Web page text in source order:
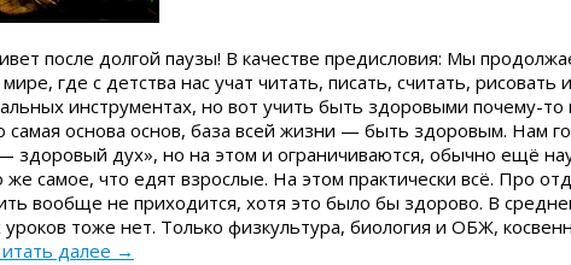
после долгой паузы! В качестве предисловия: Мы
где с детства нас учат читать, писать, считать, рисовать
инструментах, но вот учить быть здоровыми почему-то
самая основа основ, база всей жизни — быть здоровым. Нам
здоровый дух», но на этом и ограничиваются, обычно ещё
же самое, что едят взрослые. На этом практически всё. Про
вообще не приходится, хотя это было бы здорово. В
уроков тоже нет. Только физкультура, биология и ОБЖ,
далее →